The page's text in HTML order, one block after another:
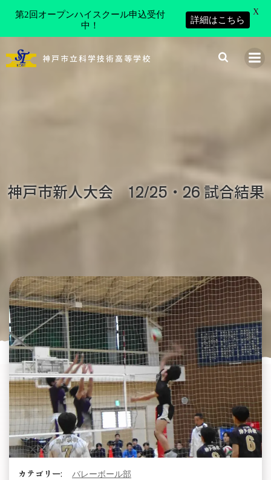
ン
神戸市立科学技術高等学校
神戸市新人大会 12/25・26 試合結果
カテゴリー:
バレーボール部
第2回オープンハイスクール申込受付
中！
詳細はこちら
X